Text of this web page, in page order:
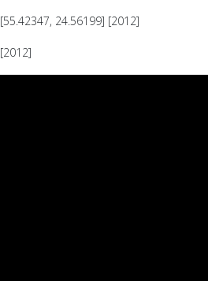
[55.42347, 24.56199] [2012]
[2012]